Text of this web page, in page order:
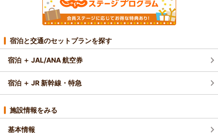
宿泊と交通のセットプランを探す
宿泊 ＋ JAL/ANA 航空券
宿泊 ＋ JR 新幹線・特急
施設情報をみる
基本情報